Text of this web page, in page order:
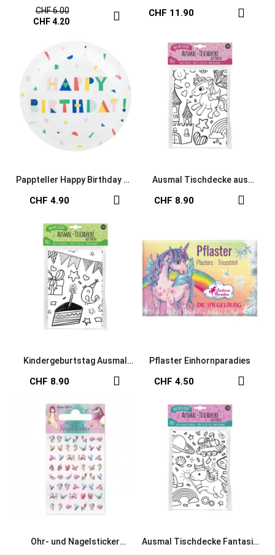
Lunabelle aus dem Lutz
Mauder Verlag
CHF 6.00
CHF 4.20
CHF 11.90
Pappteller Happy Birthday My
CHF 4.90
Ausmal Tischdecke aus
CHF 8.90
Kindergeburtstag Ausmal
Tischdecke aus Papier
CHF 8.90
Pflaster Einhornparadies
CHF 4.50
Ohr- und Nagelsticker
Ausmal Tischdecke Fantasie